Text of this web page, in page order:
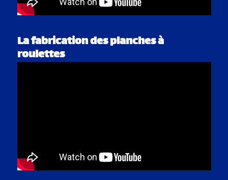
La fabrication des planches à
roulettes